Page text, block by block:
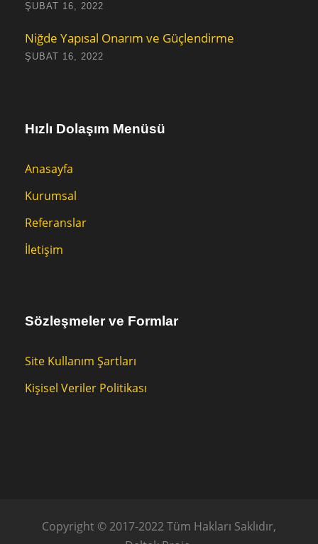
ŞUBAT 16, 2022
Niğde Yapısal Onarım ve Güçlendirme
ŞUBAT 16, 2022
Hızlı Dolaşım Menüsü
Anasayfa
Kurumsal
Referanslar
İletişim
Sözleşmeler ve Formlar
Site Kullanım Şartları
Kişisel Veriler Politikası
Copyright © 2017-2022 Tüm Hakları Saklıdır,